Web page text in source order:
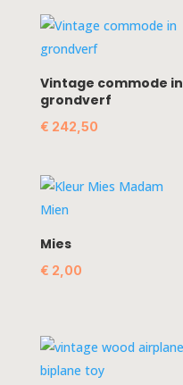
Vintage commode in
grondverf
€ 242,50
Mies
€ 2,00